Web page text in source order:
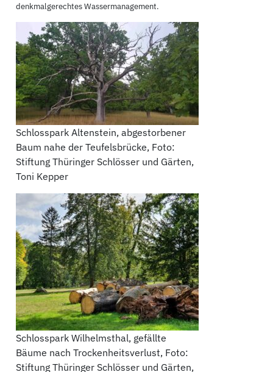
denkmalgerechtes Wassermanagement.
Schlosspark Altenstein, abgestorbener
Baum nahe der Teufelsbrücke, Foto:
Stiftung Thüringer Schlösser und Gärten,
Toni Kepper
Schlosspark Wilhelmsthal, gefällte
Bäume nach Trockenheitsverlust, Foto:
Stiftung Thüringer Schlösser und Gärten,